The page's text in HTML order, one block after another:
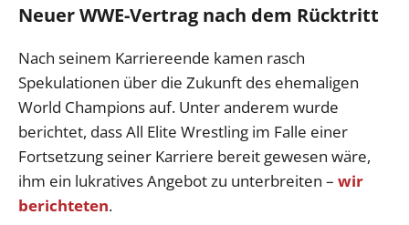
Neuer WWE-Vertrag nach dem Rücktritt
Nach seinem Karriereende kamen rasch
Spekulationen über die Zukunft des ehemaligen
World Champions auf. Unter anderem wurde
berichtet, dass All Elite Wrestling im Falle einer
Fortsetzung seiner Karriere bereit gewesen wäre,
ihm ein lukratives Angebot zu unterbreiten – wir
berichteten.